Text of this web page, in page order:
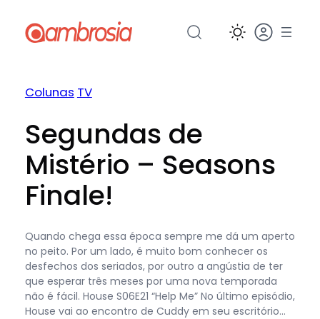
para
Colunas TV
Segundas de
Mistério – Seasons
Finale!
Quando chega essa época sempre me dá um aperto
no peito. Por um lado, é muito bom conhecer os
desfechos dos seriados, por outro a angústia de ter
que esperar três meses por uma nova temporada
não é fácil. House S06E21 “Help Me” No último episódio,
House vai ao encontro de Cuddy em seu escritório…